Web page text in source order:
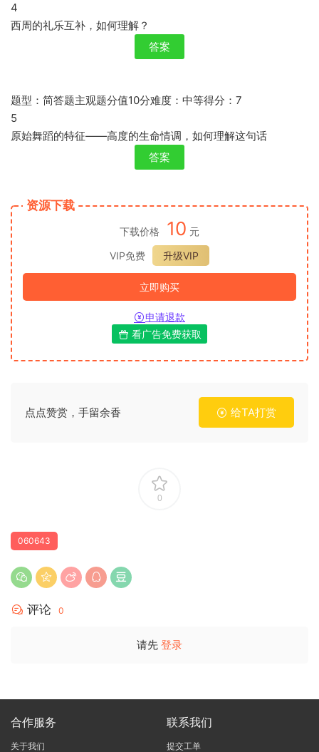
4
西周的礼乐互补，如何理解？
答案
题型：简答题主观题分值10分难度：中等得分：7
5
原始舞蹈的特征——高度的生命情调，如何理解这句话
答案
资源下载
下载价格 10 元
VIP免费
升级VIP
立即购买
申请退款
看广告免费获取
点点赞赏，手留余香 给TA打赏
0
060643
评论 0
请先 登录
合作服务
关于我们
联系我们
提交工单